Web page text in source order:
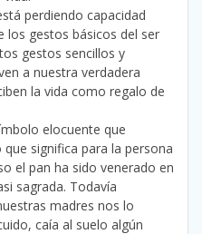
perdiendo capacidad
los gestos básicos del ser
gestos sencillos y
a nuestra verdadera
la vida como regalo de
elocuente que
significa para la persona
el pan ha sido venerado en
sagrada. Todavía
madres nos lo
caía al suelo algún